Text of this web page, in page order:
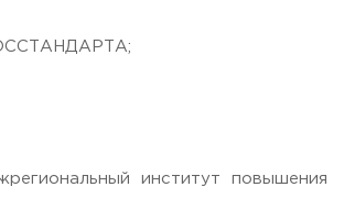
институт повышения